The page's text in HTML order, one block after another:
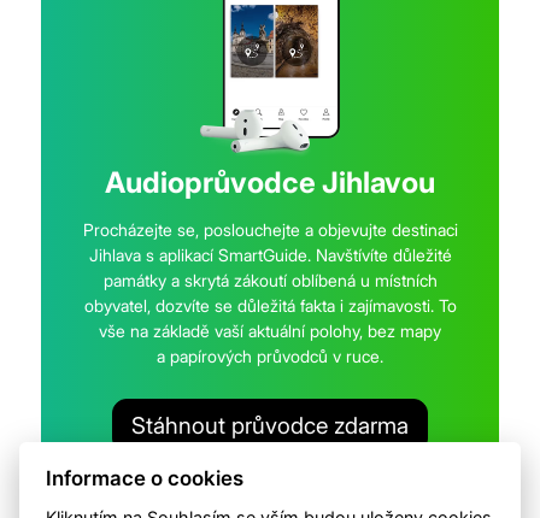
Audioprůvodce Jihlavou
Procházejte se, poslouchejte a objevujte destinaci
Jihlava s aplikací SmartGuide. Navštívíte důležité
památky a skrytá zákoutí oblíbená u místních
obyvatel, dozvíte se důležitá fakta i zajímavosti. To
vše na základě vaší aktuální polohy, bez mapy
a papírových průvodců v ruce.
Stáhnout průvodce zdarma
Informace o cookies